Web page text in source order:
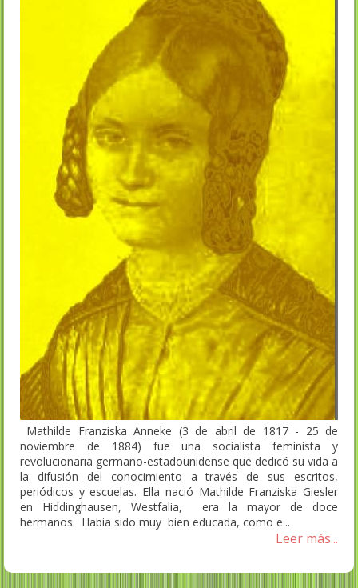
Mathilde Franziska Anneke (3 de abril de 1817 - 25 de
noviembre de 1884) fue una socialista feminista y
revolucionaria germano-estadounidense que dedicó su vida a
la difusión del conocimiento a través de sus escritos,
periódicos y escuelas. Ella nació Mathilde Franziska Giesler
en Hiddinghausen, Westfalia, era la mayor de doce
hermanos. Habia sido muy bien educada, como e...
Leer más...